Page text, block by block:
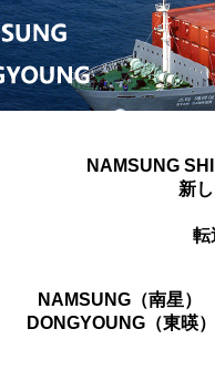
NAMSUNG
新
転
NAMSUNG（南星）
DONGYOUNG（東暎）